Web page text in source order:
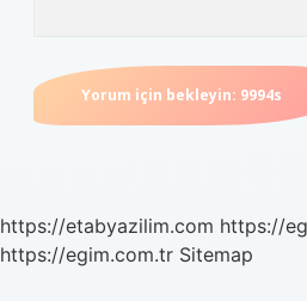
https://etabyazilim.com https://
https://egim.com.tr Sitemap